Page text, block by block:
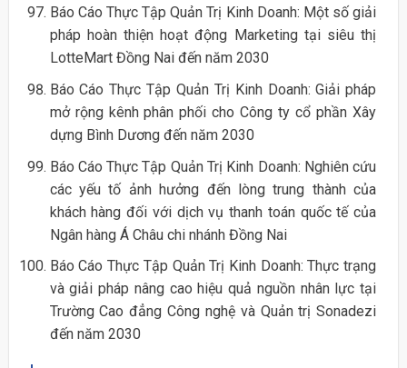
Báo Cáo Thực Tập Quản Trị Kinh Doanh: Một số giải
pháp hoàn thiện hoạt động Marketing tại siêu thị
LotteMart Đồng Nai đến năm 2030
Báo Cáo Thực Tập Quản Trị Kinh Doanh: Giải pháp
mở rộng kênh phân phối cho Công ty cổ phần Xây
dựng Bình Dương đến năm 2030
Báo Cáo Thực Tập Quản Trị Kinh Doanh: Nghiên cứu
các yếu tố ảnh hưởng đến lòng trung thành của
khách hàng đối với dịch vụ thanh toán quốc tế của
Ngân hàng Á Châu chi nhánh Đồng Nai
Báo Cáo Thực Tập Quản Trị Kinh Doanh: Thực trạng
và giải pháp nâng cao hiệu quả nguồn nhân lực tại
Trường Cao đẳng Công nghệ và Quản trị Sonadezi
đến năm 2030